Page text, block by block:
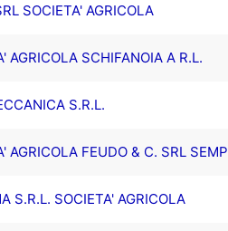
SOCIETA' AGRICOLA
AGRICOLA SCHIFANOIA A R.L.
S.R.L.
AGRICOLA FEUDO & C. SRL
S.R.L. SOCIETA' AGRICOLA